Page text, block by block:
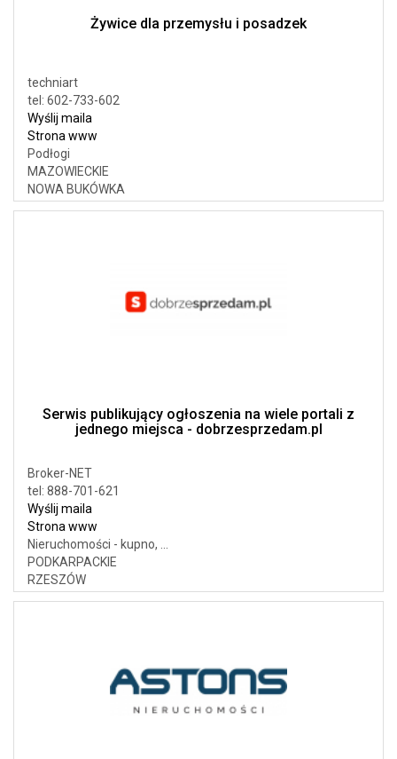
Żywice dla przemysłu i posadzek
techniart
tel: 602-733-602
Wyślij maila
Strona www
Podłogi
MAZOWIECKIE
NOWA BUKÓWKA
Serwis publikujący ogłoszenia na wiele portali z
jednego miejsca - dobrzesprzedam.pl
Broker-NET
tel: 888-701-621
Wyślij maila
Strona www
Nieruchomości - kupno, ...
PODKARPACKIE
RZESZÓW